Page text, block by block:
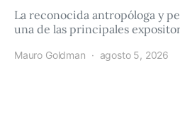
La reconocida antropóloga y
una de las principales
Mauro Goldman agosto 5, 2026